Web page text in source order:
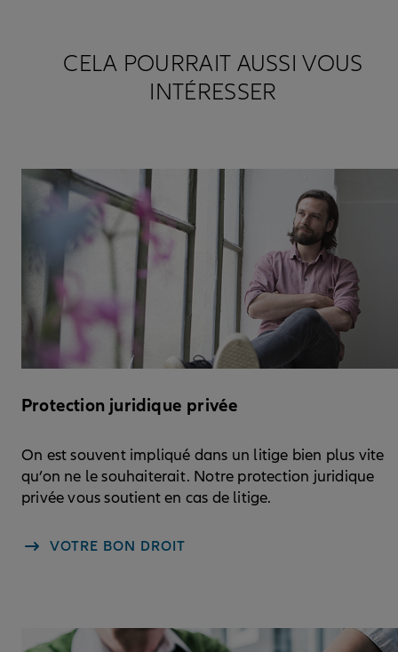
CELA POURRAIT AUSSI VOUS
INTÉRESSER
Protection juridique privée
On est souvent impliqué dans un litige bien plus vite
qu’on ne le souhaiterait. Notre protection juridique
privée vous soutient en cas de litige.
VOTRE BON DROIT